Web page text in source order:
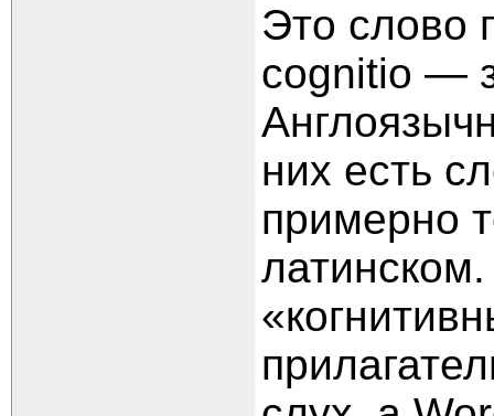
Это слово
cognitio —
них есть
примерно